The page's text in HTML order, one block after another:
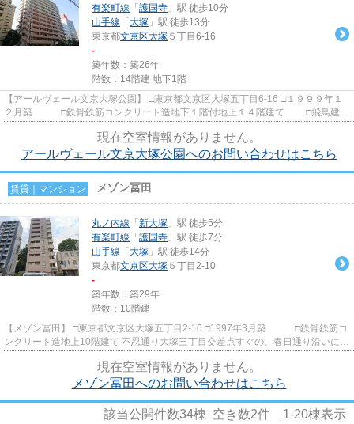
有楽町線 「 護国寺 」駅 徒歩10分
山手線 「 大塚 」駅 徒歩13分
東京都文京区大塚 ５丁目6-16
-
築年数：築26年
階数：14階建 地下1階
【アールヴェール文京大塚公園】 □東京都文京区大塚五丁目6-16 □１９９９年１
２月築 □鉄骨鉄筋コンクリート造地下１階付地上１４階建て □飛鳥建設
現在空室情報がありません。
アールヴェール文京大塚公園へのお問い合わせはこちら
賃貸｜マンション メゾン冨田
丸ノ内線 「 新大塚 」駅 徒歩5分
有楽町線 「 護国寺 」駅 徒歩7分
山手線 「 大塚 」駅 徒歩14分
東京都文京区大塚 ５丁目2-10
-
築年数：築29年
階数：10階建
【メゾン冨田】 □東京都文京区大塚五丁目2-10 □1997年3月築 □鉄骨鉄筋コ
ンクリート造地上10階建て 不忍通り大塚三丁目交差点すぐの、春日通り沿いに立
現在空室情報がありません。
メゾン冨田へのお問い合わせはこちら
該当公開件数34棟 空き数2件 1-20棟表示